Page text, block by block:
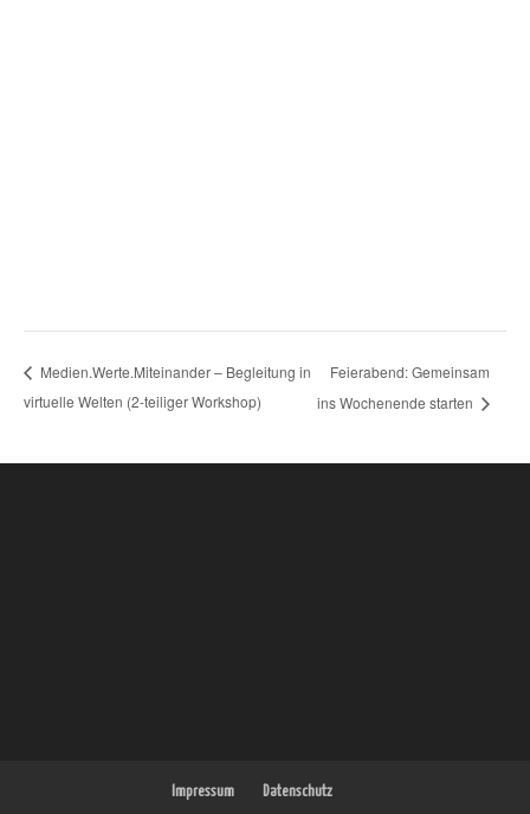
Medien.Werte.Miteinander – Begleitung in
virtuelle Welten (2-teiliger Workshop)
Feierabend: Gemeinsam
ins Wochenende starten
Impressum Datenschutz